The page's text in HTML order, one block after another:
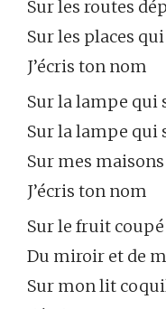
Sur les routes
Sur les places
J’écris ton nom
Sur la lampe qui
Sur la lampe qui
Sur mes
J’écris ton nom
Sur le fruit
Du miroir et de
Sur mon lit